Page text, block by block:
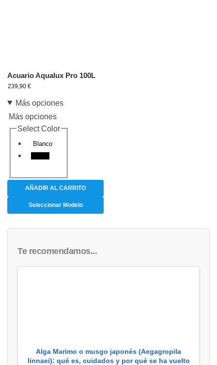
Acuario Aqualux Pro 100L
239,90 €
Más opciones
Más opciones
Select Color
Blanco
AÑADIR AL CARRITO
Seleccionar Modelo
Te recomendamos...
Alga Marimo o musgo japonés (Aegagropila
linnaei): qué es, cuidados y por qué se ha vuelto